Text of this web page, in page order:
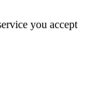
you accept